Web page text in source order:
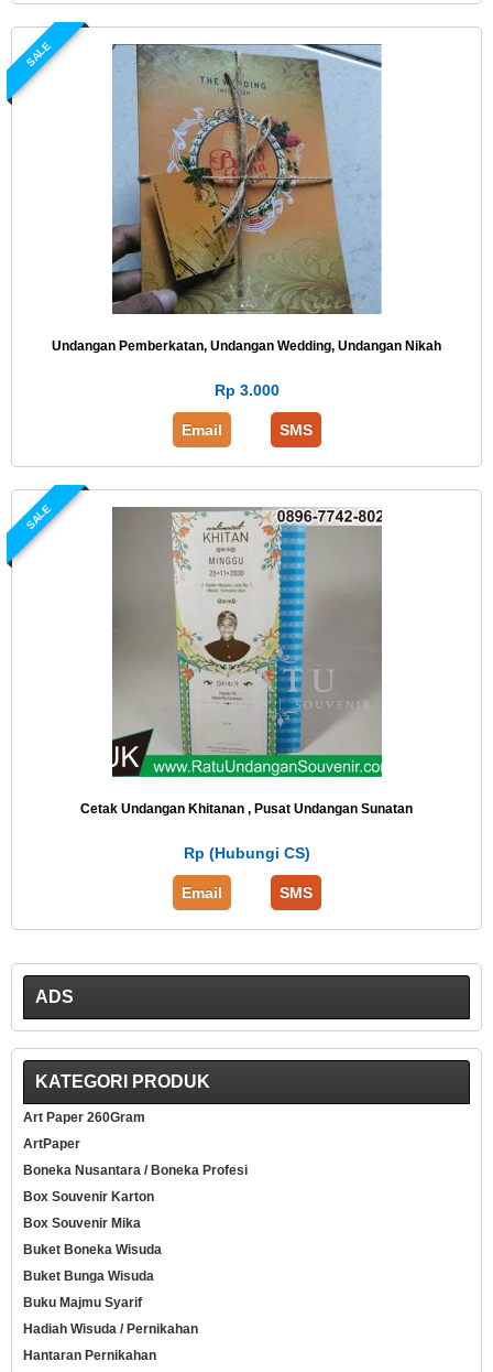
SALE
Undangan Pemberkatan, Undangan Wedding, Undangan Nikah
Rp 3.000
Email SMS
SALE
Cetak Undangan Khitanan , Pusat Undangan Sunatan
Rp (Hubungi CS)
Email SMS
ADS
KATEGORI PRODUK
Art Paper 260Gram
ArtPaper
Boneka Nusantara / Boneka Profesi
Box Souvenir Karton
Box Souvenir Mika
Buket Boneka Wisuda
Buket Bunga Wisuda
Buku Majmu Syarif
Hadiah Wisuda / Pernikahan
Hantaran Pernikahan